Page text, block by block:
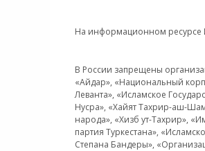
На информационном ресурсе
В России запрещены
«Айдар», «Национальный
Леванта», «Исламское
Нусра», «Хайят Тахрир-аш-
народа», «Хизб ут-Тахрир»,
партия Туркестана»,
Степана Бандеры»,